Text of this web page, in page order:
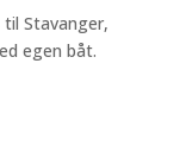
til Stavanger,
egen båt.